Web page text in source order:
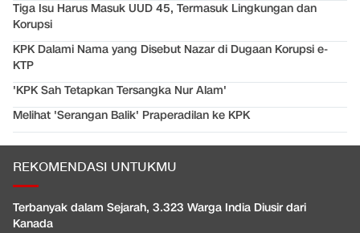
Tiga Isu Harus Masuk UUD 45, Termasuk Lingkungan dan
Korupsi
KPK Dalami Nama yang Disebut Nazar di Dugaan Korupsi e-
KTP
'KPK Sah Tetapkan Tersangka Nur Alam'
Melihat 'Serangan Balik' Praperadilan ke KPK
REKOMENDASI UNTUKMU
Terbanyak dalam Sejarah, 3.323 Warga India Diusir dari
Kanada